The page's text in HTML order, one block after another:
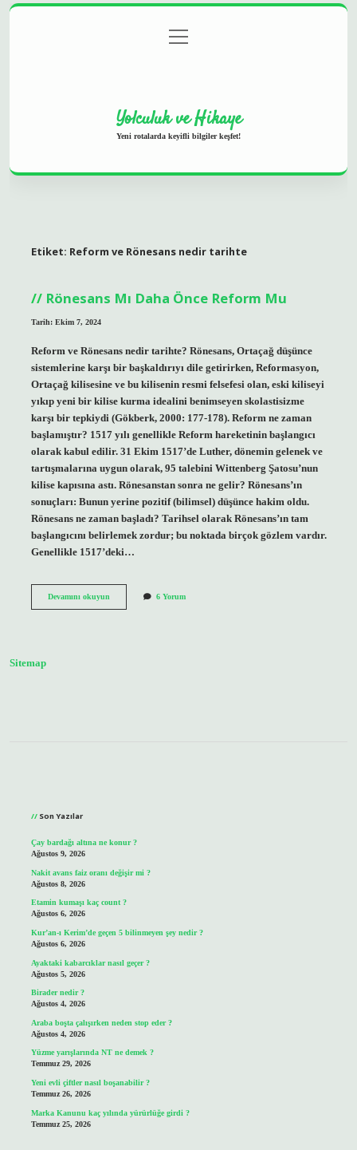
Gizlilik Politikası
menüyü
aç
Yolculuk ve Hikaye
Yeni rotalarda keyifli bilgiler keşfet!
Etiket: Reform ve Rönesans nedir tarihte
Rönesans Mı Daha Önce Reform Mu
Tarih: Ekim 7, 2024
Reform ve Rönesans nedir tarihte? Rönesans, Ortaçağ düşünce
sistemlerine karşı bir başkaldırıyı dile getirirken, Reformasyon,
Ortaçağ kilisesine ve bu kilisenin resmi felsefesi olan, eski kiliseyi
yıkıp yeni bir kilise kurma idealini benimseyen skolastisizme
karşı bir tepkiydi (Gökberk, 2000: 177-178). Reform ne zaman
başlamıştır? 1517 yılı genellikle Reform hareketinin başlangıcı
olarak kabul edilir. 31 Ekim 1517’de Luther, dönemin gelenek ve
tartışmalarına uygun olarak, 95 talebini Wittenberg Şatosu’nun
kilise kapısına astı. Rönesanstan sonra ne gelir? Rönesans’ın
sonuçları: Bunun yerine pozitif (bilimsel) düşünce hakim oldu.
Rönesans ne zaman başladı? Tarihsel olarak Rönesans’ın tam
başlangıcını belirlemek zordur; bu noktada birçok gözlem vardır.
Genellikle 1517’deki…
Devamını okuyunRönesans
6 Yorum
Sitemap
Son Yazılar
Çay bardağı altına ne konur ?
Ağustos 9, 2026
Nakit avans faiz oranı değişir mi ?
Ağustos 8, 2026
Etamin kumaşı kaç count ?
Ağustos 6, 2026
Kur’an-ı Kerim’de geçen 5 bilinmeyen şey nedir ?
Ağustos 6, 2026
Ayaktaki kabarcıklar nasıl geçer ?
Ağustos 5, 2026
Birader nedir ?
Ağustos 4, 2026
Araba boşta çalışırken neden stop eder ?
Ağustos 4, 2026
Yüzme yarışlarında NT ne demek ?
Temmuz 29, 2026
Yeni evli çiftler nasıl boşanabilir ?
Temmuz 26, 2026
Marka Kanunu kaç yılında yürürlüğe girdi ?
Temmuz 25, 2026